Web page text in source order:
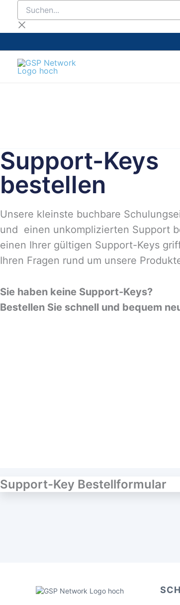
Inhalt
springen
Suchen...
Support-Keys
bestellen
Unsere kleinste buchbare
und einen unkomplizierten Support
einen Ihrer gültigen Support-Keys
Ihren Fragen rund um unsere
Sie haben keine Support-Keys?
Bestellen Sie schnell und bequem
Support-Key Bestellformular